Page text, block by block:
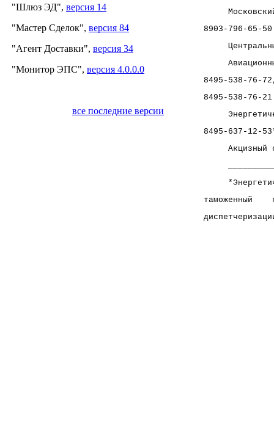
"Шлюз ЭД", версия 14
"Мастер Сделок", версия 84
"Агент Доставки", версия 34
"Монитор ЭПС", версия 4.0.0.0
все последние версии
Московский
8903-796-65-50
Авиационный
8495-538-76-
8495-538-76-21
8495-637-12-
Акцизный
таможенный